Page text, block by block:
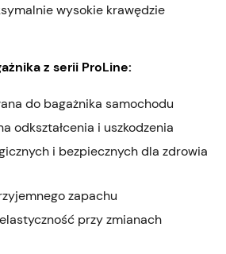
wysokie krawędzie
z serii ProLine:
do bagażnika samochodu
odkształcenia i uszkodzenia
i bezpiecznych dla zdrowia
zapachu
przy zmianach